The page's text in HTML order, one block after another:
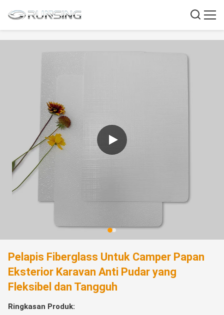
Pelapis Fiberglass Untuk Camper Papan
Eksterior Karavan Anti Pudar yang
Fleksibel dan Tangguh
Ringkasan Produk: